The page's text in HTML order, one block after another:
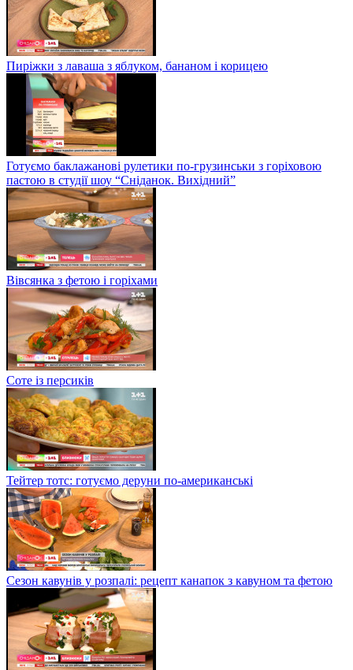
Пиріжки з лаваша з яблуком, бананом і корицею
Готуємо баклажанові рулетики по-грузинськи з горіховою
пастою в студії шоу “Сніданок. Вихідний”
Вівсянка з фетою і горіхами
Соте із персиків
Тейтер тотс: готуємо деруни по-американські
Сезон кавунів у розпалі: рецепт канапок з кавуном та фетою